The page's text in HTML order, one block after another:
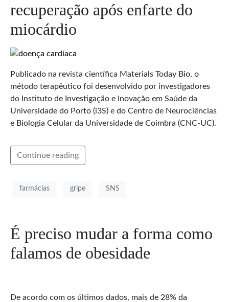
recuperação após enfarte do
miocárdio
Publicado na revista científica Materials Today Bio, o
método terapêutico foi desenvolvido por investigadores
do Instituto de Investigação e Inovação em Saúde da
Universidade do Porto (i3S) e do Centro de Neurociências
e Biologia Celular da Universidade de Coimbra (CNC-UC).
Continue reading
farmácias gripe SNS
É preciso mudar a forma como
falamos de obesidade
De acordo com os últimos dados, mais de 28% da